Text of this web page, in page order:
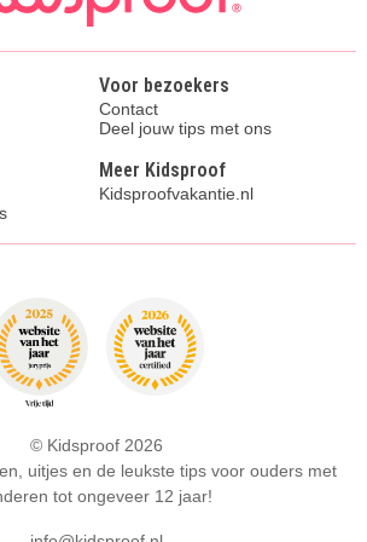
Voor bezoekers
Contact
Deel jouw tips met ons
Meer Kidsproof
Kidsproofvakantie.nl
© Kidsproof 2026
uitjes en de leukste tips voor ouders met
tot ongeveer 12 jaar!